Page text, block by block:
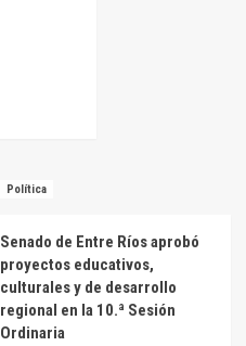
Política
Senado de Entre Ríos aprobó
proyectos educativos,
culturales y de desarrollo
regional en la 10.ª Sesión
Ordinaria